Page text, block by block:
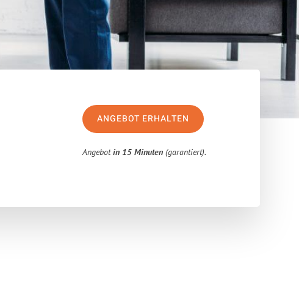
ANGEBOT ERHALTEN
Angebotin 15 Minuten (garantiert).